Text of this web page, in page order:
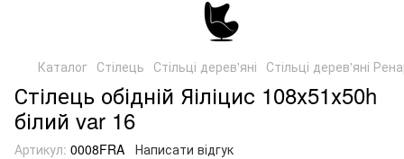
Каталог Стілець Стільці дерев'яні Стільці дерев'яні
Стілець обідній Яіліцис 108х51х50h
білий var 16
Артикул: 0008FRA Написати відгук